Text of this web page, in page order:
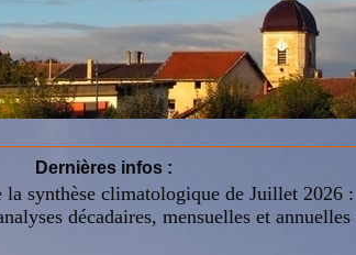
Dernières infos :
synthèse climatologique de Juillet 2026 :
décadaires, mensuelles et